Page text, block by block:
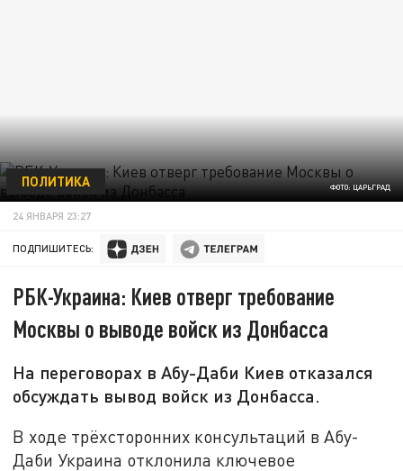
ФОТО: ЦАРЬГРАД
ПОЛИТИКА
24 ЯНВАРЯ 23:27
ПОДПИШИТЕСЬ:
РБК-Украина: Киев отверг требование
Москвы о выводе войск из Донбасса
На переговорах в Абу-Даби Киев отказался
обсуждать вывод войск из Донбасса.
В ходе трёхсторонних консультаций в Абу-
Даби Украина отклонила ключевое